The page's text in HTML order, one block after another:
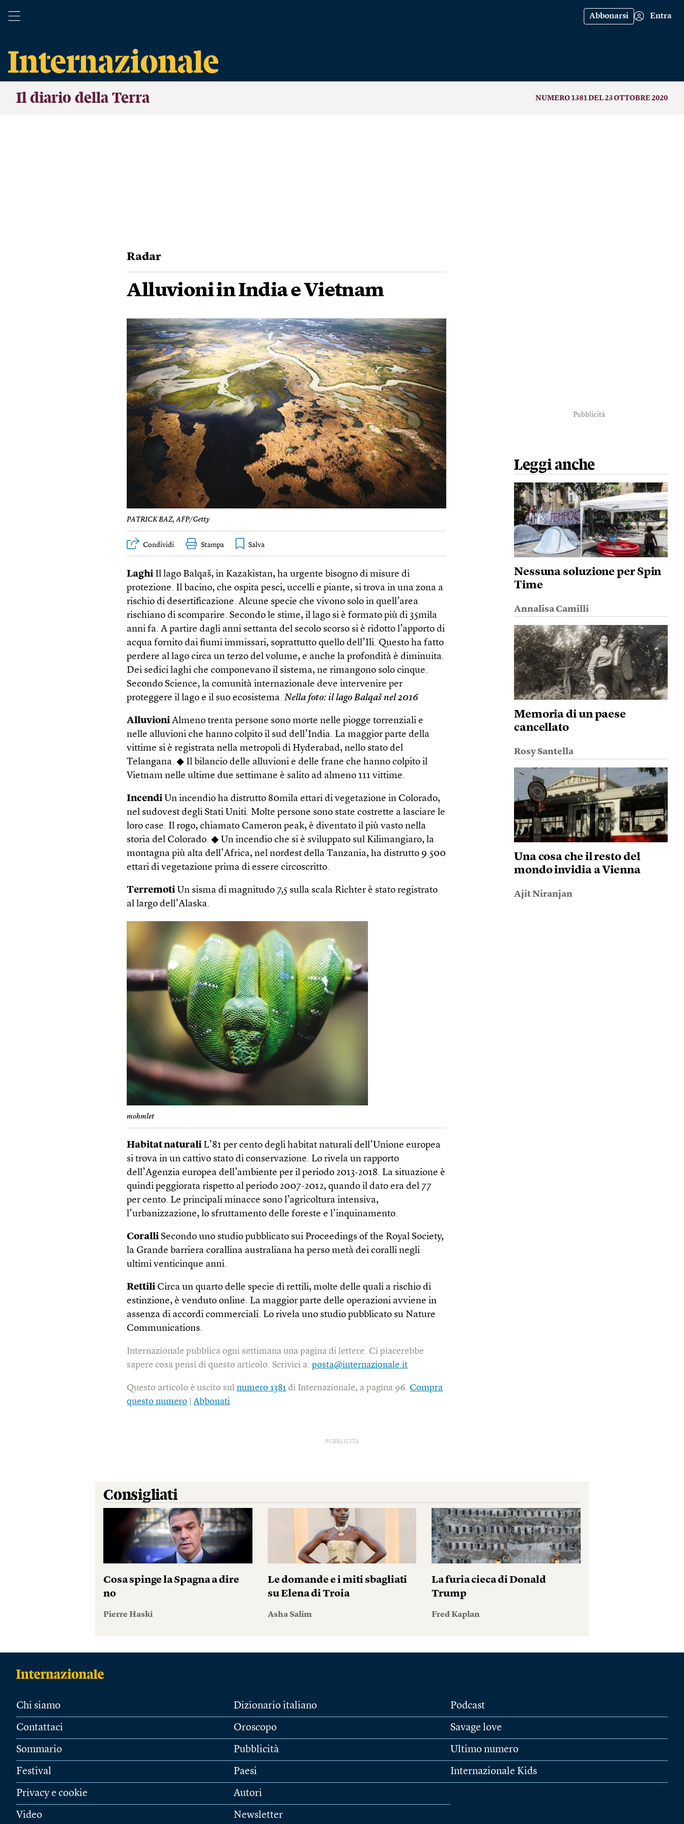
Abbonarsi Entra
Il diario della Terra NUMERO 1381 DEL 23 OTTOBRE 2020
Radar
Alluvioni in India e Vietnam
PATRICK BAZ, AFP/Getty
Condividi Stampa
Laghi Il lago Balqaš, in Kazakistan, ha urgente bisogno di misure di
protezione. Il bacino, che ospita pesci, uccelli e piante, si trova in una zona a
rischio di desertificazione. Alcune specie che vivono solo in quell’area
rischiano di scomparire. Secondo le stime, il lago si è formato più di 35mila
anni fa. A partire dagli anni settanta del secolo scorso si è ridotto l’apporto di
acqua fornito dai fiumi immissari, soprattutto quello dell’Ili. Questo ha fatto
perdere al lago circa un terzo del volume, e anche la profondità è diminuita.
Dei sedici laghi che componevano il sistema, ne rimangono solo cinque.
Secondo Science, la comunità internazionale deve intervenire per
proteggere il lago e il suo ecosistema.Nella foto: il lago Balqaš nel 2016
Alluvioni Almeno trenta persone sono morte nelle piogge torrenziali e
nelle alluvioni che hanno colpito il sud dell’India. La maggior parte della
vittime si è registrata nella metropoli di Hyderabad, nello stato del
Telangana. ◆ Il bilancio delle alluvioni e delle frane che hanno colpito il
Vietnam nelle ultime due settimane è salito ad almeno 111 vittime.
Incendi Un incendio ha distrutto 80mila ettari di vegetazione in Colorado,
nel sudovest degli Stati Uniti. Molte persone sono state costrette a lasciare le
loro case. Il rogo, chiamato Cameron peak, è diventato il più vasto nella
storia del Colorado. ◆ Un incendio che si è sviluppato sul Kilimangiaro, la
montagna più alta dell’Africa, nel nordest della Tanzania, ha distrutto 9.500
ettari di vegetazione prima di essere circoscritto.
Terremoti Un sisma di magnitudo 7,5 sulla scala Richter è stato registrato
al largo dell’Alaska.
mohmlet
Habitat naturali L’81 per cento degli habitat naturali dell’Unione europea
si trova in un cattivo stato di conservazione. Lo rivela un rapporto
dell’Agenzia europea dell’ambiente per il periodo 2013-2018. La situazione è
quindi peggiorata rispetto al periodo 2007-2012, quando il dato era del 77
per cento. Le principali minacce sono l’agricoltura intensiva,
l’urbanizzazione, lo sfruttamento delle foreste e l’inquinamento.
Coralli Secondo uno studio pubblicato sui Proceedings of the Royal Society,
la Grande barriera corallina australiana ha perso metà dei coralli negli
ultimi venticinque anni.
Rettili Circa un quarto delle specie di rettili, molte delle quali a rischio di
estinzione, è venduto online. La maggior parte delle operazioni avviene in
assenza di accordi commerciali. Lo rivela uno studio pubblicato su Nature
Communications.
Internazionale pubblica ogni settimana una pagina di lettere. Ci piacerebbe
sapere cosa pensi di questo articolo. Scrivici a:posta@internazionale.it
Questo articolo è uscito sulnumero 1381 di Internazionale, a pagina 96.Compra
questo numero |Abbonati
Pubblicità
Leggi anche
Nessuna soluzione per Spin
Time
Annalisa Camilli
Memoria di un paese
cancellato
Rosy Santella
Una cosa che il resto del
mondo invidia a Vienna
Ajit Niranjan
PUBBLICITÀ
Consigliati
Cosa spinge la Spagna a dire
no
Pierre Haski
Le domande e i miti sbagliati
su Elena di Troia
Asha Salim
La furia cieca di Donald
Trump
Fred Kaplan
Chi siamo
Contattaci
Sommario
Festival
Privacy e cookie
Video
Dizionario italiano
Oroscopo
Pubblicità
Paesi
Autori
Newsletter
Podcast
Savage love
Ultimo numero
Internazionale Kids